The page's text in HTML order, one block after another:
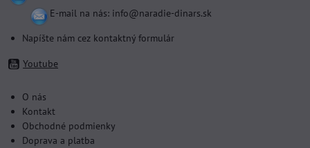
E-mail na nás: info@naradie-dinars.sk
Napíšte nám cez kontaktný formulár
Youtube
O nás
Kontakt
Obchodné podmienky
Doprava a platba